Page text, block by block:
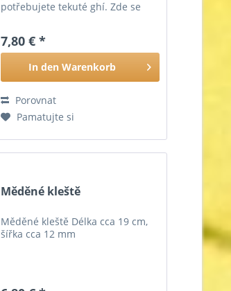
potřebujete tekuté ghí. Zde se
cm
7,80 € *
In den Warenkorb
Porovnat
Pamatujte si
Měděné kleště
Měděné kleště Délka cca 19 cm,
šířka cca 12 mm